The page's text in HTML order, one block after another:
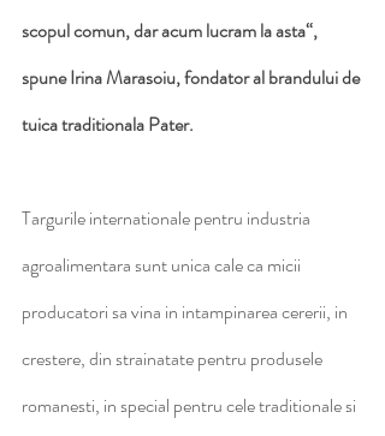
scopul comun, dar acum lucram la asta“,
spune Irina Marasoiu, fondator al brandului de
tuica traditionala Pater.
Targurile internationale pentru industria
agroalimentara sunt unica cale ca micii
producatori sa vina in intampinarea cererii, in
crestere, din strainatate pentru produsele
romanesti, in special pentru cele traditionale si